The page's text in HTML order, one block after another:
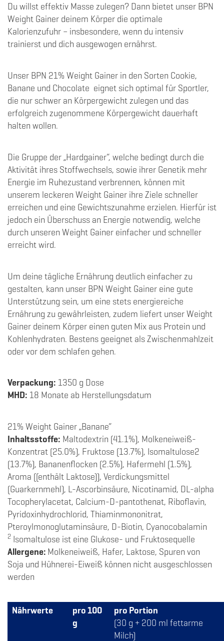
Du willst effektiv Masse zulegen? Dann bietet unser BPN
Weight Gainer deinem Körper die optimale
Kalorienzufuhr – insbesondere, wenn du intensiv
trainierst und dich ausgewogen ernährst.
Unser BPN 21% Weight Gainer in den Sorten Cookie,
Banane und Chocolate eignet sich optimal für Sportler,
die nur schwer an Körpergewicht zulegen und das
erfolgreich zugenommene Körpergewicht dauerhaft
halten wollen.
Die Gruppe der „Hardgainer“, welche bedingt durch die
Aktivität ihres Stoffwechsels, sowie ihrer Genetik mehr
Energie im Ruhezustand verbrennen, können mit
unserem leckeren Weight Gainer ihre Ziele schneller
erreichen und eine Gewichtszunahme erzielen. Hierfür ist
jedoch ein Überschuss an Energie notwendig, welche
durch unseren Weight Gainer einfacher und schneller
erreicht wird.
Um deine tägliche Ernährung deutlich einfacher zu
gestalten, kann unser BPN Weight Gainer eine gute
Unterstützung sein, um eine stets energiereiche
Ernährung zu gewährleisten, zudem liefert unser Weight
Gainer deinem Körper einen guten Mix aus Protein und
Kohlenhydraten. Bestens geeignet als Zwischenmahlzeit
oder vor dem schlafen gehen.
Verpackung: 1350 g Dose
MHD: 18 Monate ab Herstellungsdatum
21% Weight Gainer „Banane“
Inhaltsstoffe: Maltodextrin (41.1%), Molkeneiweiß-
Konzentrat (25.0%), Fruktose (13.7%), Isomaltulose2
(13.7%), Bananenflocken (2.5%), Hafermehl (1.5%),
Aroma ((enthält Laktose)), Verdickungsmittel
(Guarkernmehl), L-Ascorbinsäure, Nicotinamid, DL-alpha
Tocopherylacetat, Calcium-D-pantothenat, Riboflavin,
Pyridoxinhydrochlorid, Thiaminmononitrat,
Pteroylmonoglutaminsäure, D-Biotin, Cyanocobalamin
2 Isomaltulose ist eine Glukose- und Fruktosequelle
Allergene: Molkeneiweiß, Hafer, Laktose, Spuren von
Soja und Hühnerei-Eiweiß können nicht ausgeschlossen
werden
Nährwerte
pro 100
g
pro Portion
(30 g + 200 ml fettarme
Milch)